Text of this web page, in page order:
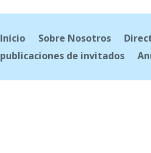
Inicio Sobre Nosotros
publicaciones de invitados